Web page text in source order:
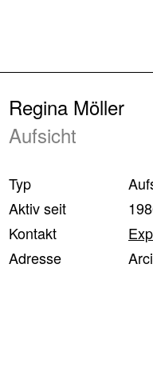
Regina Möller
Aufsicht
Typ
Aktiv seit
Kontakt
Adresse